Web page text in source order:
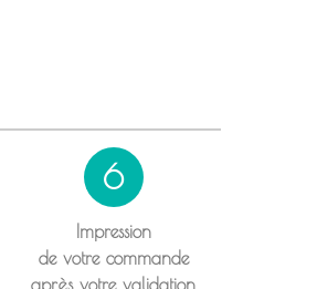
6
Impression
de votre commande
après votre validation